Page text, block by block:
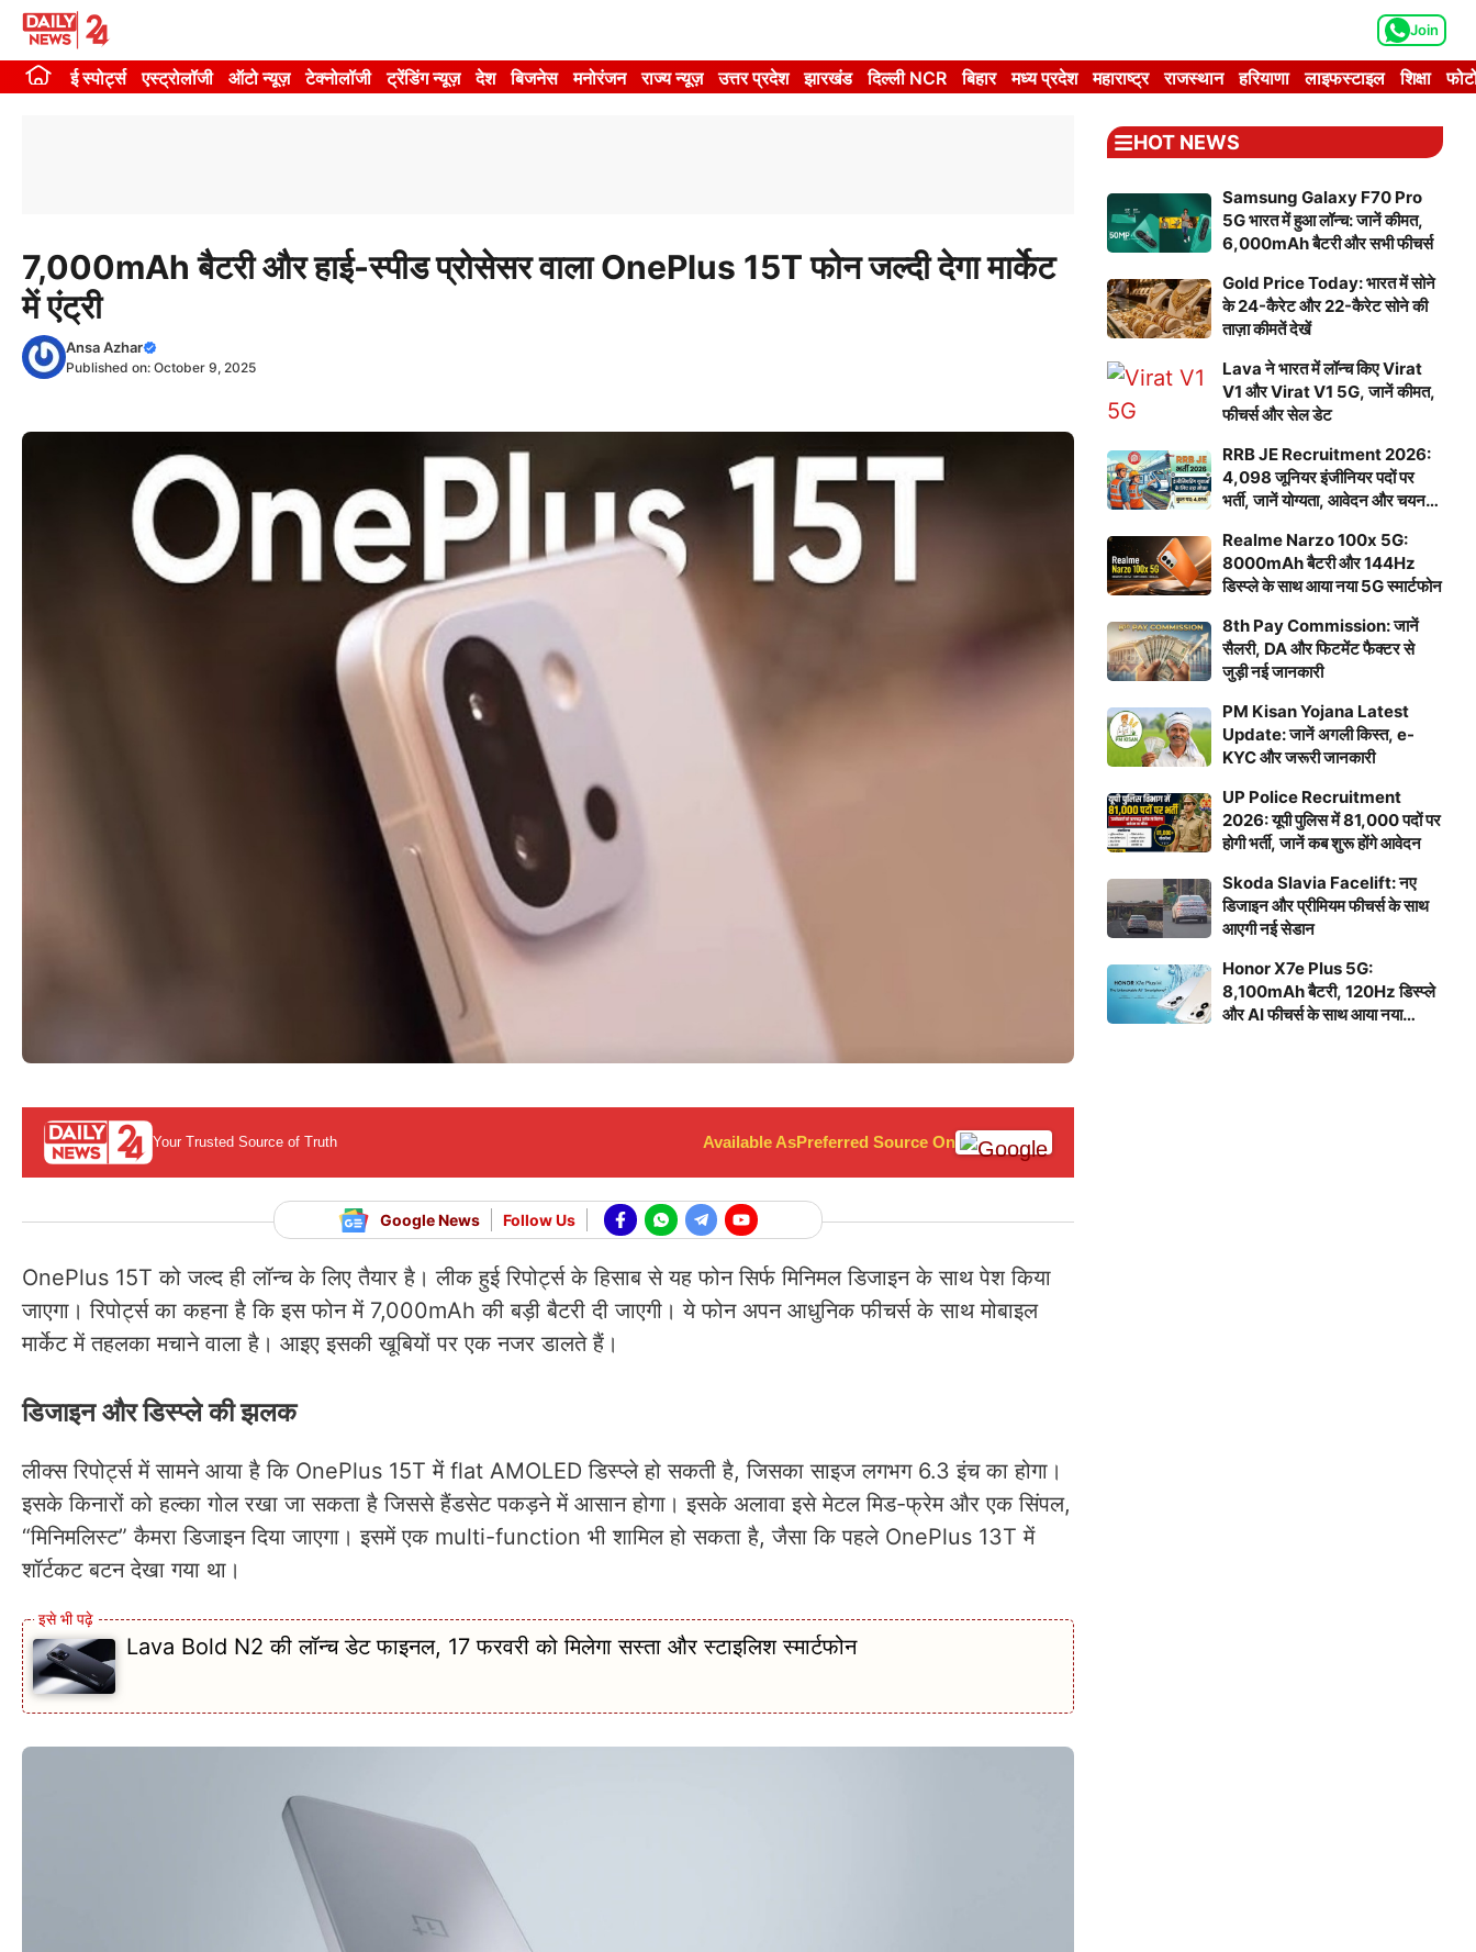
Skip
content
Join
ई स्पोर्ट्स एस्ट्रोलॉजी ऑटो न्यूज़ टेक्नोलॉजी ट्रेंडिंग न्यूज़ देश बिजनेस मनोरंजन राज्य न्यूज़ उत्तर प्रदेश झारखंड दिल्ली NCR बिहार मध्य प्रदेश महाराष्ट्र राजस्थान हरियाणा लाइफस्टाइल शिक्षा
7,000mAh बैटरी और हाई-स्पीड प्रोसेसर वाला OnePlus 15T फोन जल्दी देगा मार्केट
में एंट्री
Ansa Azhar
Published on: October 9, 2025
Your Trusted Source of Truth Available AsPreferred Source On
Google News Follow Us
OnePlus 15T को जल्द ही लॉन्च के लिए तैयार है। लीक हुई रिपोर्ट्स के हिसाब से यह फोन सिर्फ मिनिमल डिजाइन के साथ पेश किया
जाएगा। रिपोर्ट्स का कहना है कि इस फोन में 7,000mAh की बड़ी बैटरी दी जाएगी। ये फोन अपन आधुनिक फीचर्स के साथ मोबाइल
मार्केट में तहलका मचाने वाला है। आइए इसकी खूबियों पर एक नजर डालते हैं।
डिजाइन और डिस्प्ले की झलक
लीक्स रिपोर्ट्स में सामने आया है कि OnePlus 15T में flat AMOLED डिस्प्ले हो सकती है, जिसका साइज लगभग 6.3 इंच का होगा।
इसके किनारों को हल्का गोल रखा जा सकता है जिससे हैंडसेट पकड़ने में आसान होगा। इसके अलावा इसे मेटल मिड-फ्रेम और एक सिंपल,
“मिनिमलिस्ट” कैमरा डिजाइन दिया जाएगा। इसमें एक multi-function भी शामिल हो सकता है, जैसा कि पहले OnePlus 13T में
शॉर्टकट बटन देखा गया था।
Lava Bold N2 की लॉन्च डेट फाइनल, 17 फरवरी को मिलेगा सस्ता और स्टाइलिश स्मार्टफोन
HOT NEWS
Samsung Galaxy F70 Pro
5G भारत में हुआ लॉन्च: जानें कीमत,
6,000mAh बैटरी और सभी फीचर्स
Gold Price Today: भारत में सोने
के 24-कैरेट और 22-कैरेट सोने की
ताज़ा कीमतें देखें
Lava ने भारत में लॉन्च किए Virat
V1 और Virat V1 5G, जानें कीमत,
फीचर्स और सेल डेट
RRB JE Recruitment 2026:
4,098 जूनियर इंजीनियर पदों पर
भर्ती, जानें योग्यता, आवेदन और चयन
Realme Narzo 100x 5G:
8000mAh बैटरी और 144Hz
डिस्प्ले के साथ आया नया 5G स्मार्टफोन
8th Pay Commission: जानें
सैलरी, DA और फिटमेंट फैक्टर से
जुड़ी नई जानकारी
PM Kisan Yojana Latest
Update: जानें अगली किस्त, e-
KYC और जरूरी जानकारी
UP Police Recruitment
2026: यूपी पुलिस में 81,000 पदों पर
होगी भर्ती, जानें कब शुरू होंगे आवेदन
Skoda Slavia Facelift: नए
डिजाइन और प्रीमियम फीचर्स के साथ
आएगी नई सेडान
Honor X7e Plus 5G:
8,100mAh बैटरी, 120Hz डिस्प्ले
और AI फीचर्स के साथ आया नया